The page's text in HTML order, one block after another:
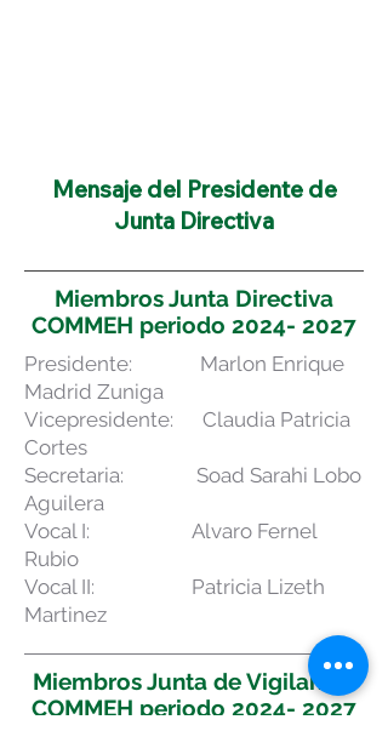
Mensaje del Presidente de
Junta Directiva
Miembros Junta Directiva
COMMEH periodo 2024- 2027
​Presidente: Marlon Enrique
Madrid Zuniga
Vicepresidente: Claudia Patricia
Cortes
Secretaria: Soad Sarahi Lobo
Aguilera
Vocal I: Alvaro Fernel
Rubio
Vocal II: Patricia Lizeth
Martinez
Miembros Junta de Vigilancia
COMMEH periodo 2024- 2027